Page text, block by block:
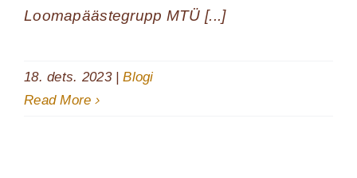
Loomapäästegrupp MTÜ [...]
18. dets. 2023 | Blogi
Read More